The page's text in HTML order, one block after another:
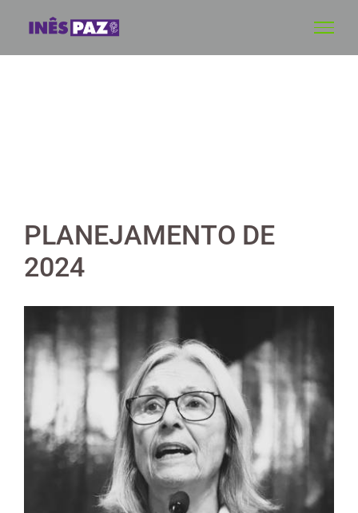
PLANEJAMENTO DE
2024
Larger
Image